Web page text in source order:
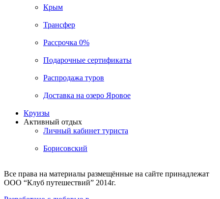
Крым
Трансфер
Рассрочка 0%
Подарочные сертификаты
Распродажа туров
Доставка на озеро Яровое
Круизы
Активный отдых
Личный кабинет туриста
Борисовский
Все права на материалы размещённые на сайте принадлежат
ООО “Клуб путешествий” 2014г.